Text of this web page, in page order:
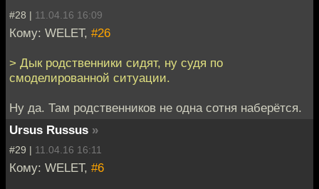
#28 | 11.04.16 16:09
Кому: WELET, #26
> Дык родственники сидят, ну судя по
смоделированной ситуации.
Ну да. Там родственников не одна сотня наберётся.
Ursus Russus »
#29 | 11.04.16 16:11
Кому: WELET, #6